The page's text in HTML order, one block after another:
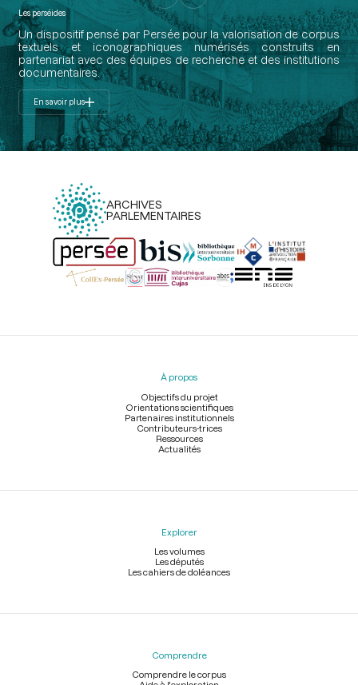
Les perséides
Un dispositif pensé par Persée pour la valorisation de corpus
textuels et iconographiques numérisés construits en
partenariat avec des équipes de recherche et des institutions
documentaires.
En savoir plus
ARCHIVES
PARLEMENTAIRES
Menu
À propos
Objectifs du projet
Orientations scientifiques
Partenaires institutionnels
Contributeurs-trices
Ressources
Actualités
Explorer
Les volumes
Les députés
Les cahiers de doléances
Comprendre
Comprendre le corpus